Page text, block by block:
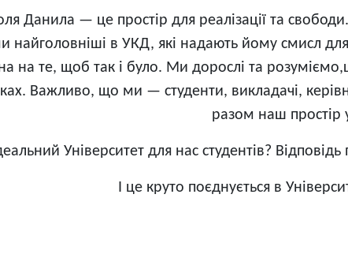
Данила — це простір для реалізації та
найголовніші в УКД, які надають йому смисл
на те, щоб так і було. Ми дорослі та
Важливо, що ми — студенти, викладачі,
разом наш простір
Університет для нас студентів?
І це круто поєднується в